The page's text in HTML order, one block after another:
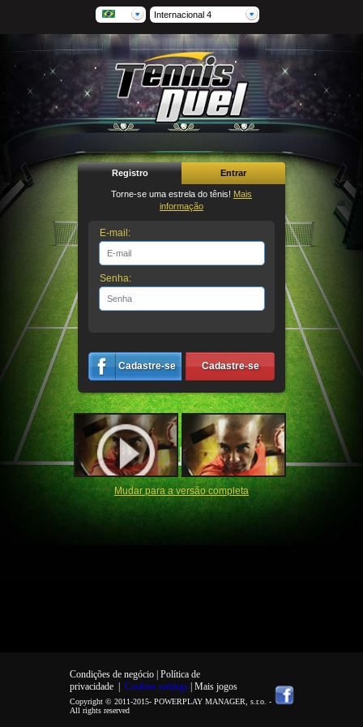
Internacional 4
Registro Entrar
Torne-se uma estrela do tênis! Mais
informação
E-mail:
Senha:
Cadastre-se Cadastre-se
Mudar para a versão completa
Condições de negócio | Política de
privacidade| Cookies settings | Mais jogos
Copyright © 2011-2015- POWERPLAY MANAGER, s.r.o. -
All rights reserved